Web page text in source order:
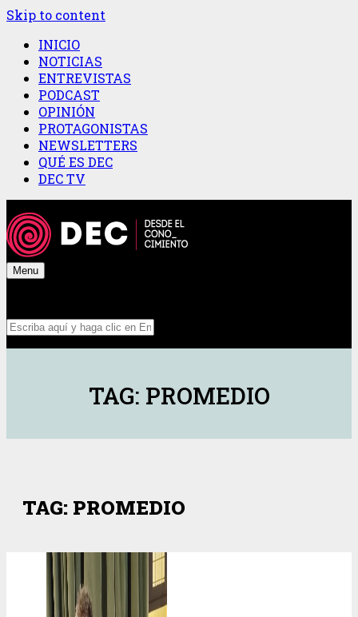
Skip to content
INICIO
NOTICIAS
ENTREVISTAS
PODCAST
OPINIÓN
PROTAGONISTAS
NEWSLETTERS
QUÉ ES DEC
DEC TV
Menu
TAG: PROMEDIO
TAG: PROMEDIO